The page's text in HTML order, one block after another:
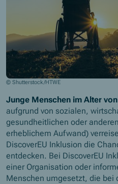
© Shutterstock/HTWE
Junge Menschen im Alter
aufgrund von sozialen,
gesundheitlichen oder
erheblichem Aufwand)
DiscoverEU Inklusion die
entdecken. Bei DiscoverEU
einer Organisation oder
Menschen umgesetzt, die bei